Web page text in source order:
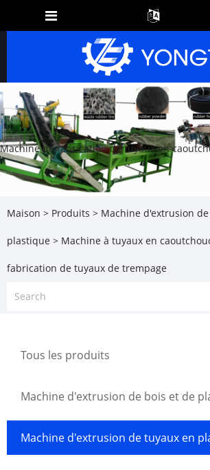
Machine de fabrication de tuyaux en
Maison > Produits > Machine d'extrusion
plastique > Machine à tuyaux en
fabrication de tuyaux de trempage
Tous les produits
Machine d'extrusion de bois et de
Machine d'extrusion de tuyaux en